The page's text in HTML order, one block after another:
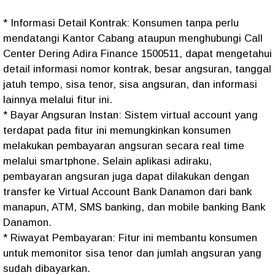
* Informasi Detail Kontrak: Konsumen tanpa perlu
mendatangi Kantor Cabang ataupun menghubungi Call
Center Dering Adira Finance 1500511, dapat mengetahui
detail informasi nomor kontrak, besar angsuran, tanggal
jatuh tempo, sisa tenor, sisa angsuran, dan informasi
lainnya melalui fitur ini.
* Bayar Angsuran Instan: Sistem virtual account yang
terdapat pada fitur ini memungkinkan konsumen
melakukan pembayaran angsuran secara real time
melalui smartphone. Selain aplikasi adiraku,
pembayaran angsuran juga dapat dilakukan dengan
transfer ke Virtual Account Bank Danamon dari bank
manapun, ATM, SMS banking, dan mobile banking Bank
Danamon.
* Riwayat Pembayaran: Fitur ini membantu konsumen
untuk memonitor sisa tenor dan jumlah angsuran yang
sudah dibayarkan.